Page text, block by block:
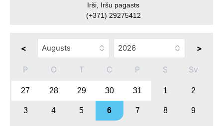
Irši, Iršu pagasts
(+371) 29275412
< >
P O T C P S Sv
27 28 29 30 31 1 2
3 4 5 6 7 8 9